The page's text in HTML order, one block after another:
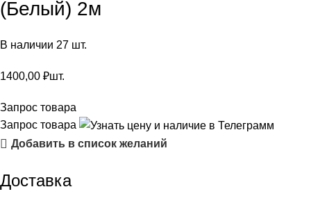
(Белый) 2м
В наличии 27 шт.
1400,00 ₽шт.
Запрос товара
Запрос товара
Добавить в список желаний
Доставка